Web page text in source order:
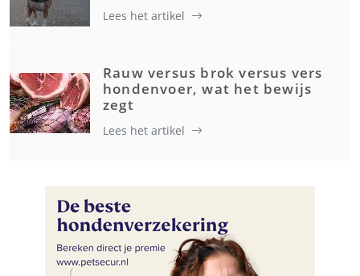
Lees het artikel
Rauw versus brok versus vers
hondenvoer, wat het bewijs
zegt
Lees het artikel